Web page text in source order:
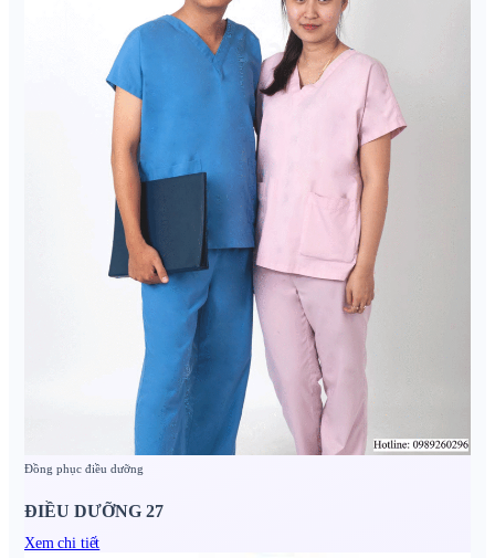
Đồng phục điều dưỡng
ĐIỀU DƯỠNG 27
Xem chi tiết